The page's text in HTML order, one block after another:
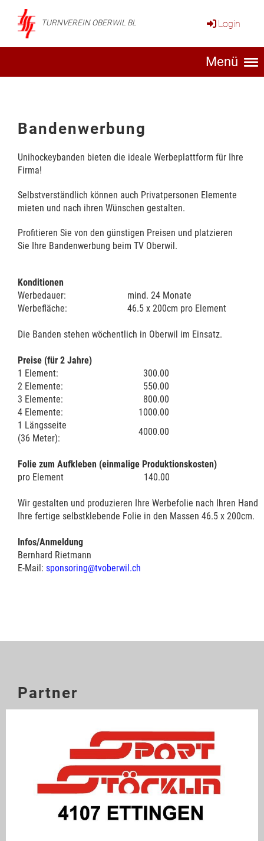
TURNVEREIN OBERWIL BL Login
Menü
Bandenwerbung
Unihockeybanden bieten die ideale Werbeplattform für Ihre
Firma!
Selbstverständlich können auch Privatpersonen Elemente
mieten und nach ihren Wünschen gestalten.
Profitieren Sie von den günstigen Preisen und platzieren
Sie Ihre Bandenwerbung beim TV Oberwil.
Konditionen
Werbedauer:
mind. 24 Monate
Werbefläche:
46.5 x 200cm pro Element
Die Banden stehen wöchentlich in Oberwil im Einsatz.
Preise (für 2 Jahre)
1 Element:
300.00
2 Elemente:
550.00
3 Elemente:
800.00
4 Elemente:
1000.00
1 Längsseite
(36 Meter):
4000.00
Folie zum Aufkleben (einmalige Produktionskosten)
pro Element
140.00
Wir gestalten und produzieren Ihre Werbefolie nach Ihren
Ihre fertige selbstklebende Folie in den Massen 46.5 x 200cm.
Infos/Anmeldung
Bernhard Rietmann
E-Mail: sponsoring@tvoberwil.ch
Partner